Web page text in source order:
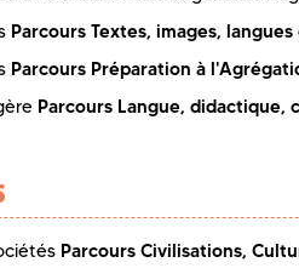
Parcours Textes, images,
Parcours Préparation à
Parcours Langue, didactique,
Parcours Civilisations,